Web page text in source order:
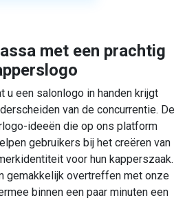
met een prachtig
u een salonlogo in handen krijgt
van de concurrentie. De
ideeën die op ons platform
gebruikers bij het creëren van
voor hun kapperszaak.
gemakkelijk overtreffen met onze
binnen een paar minuten een